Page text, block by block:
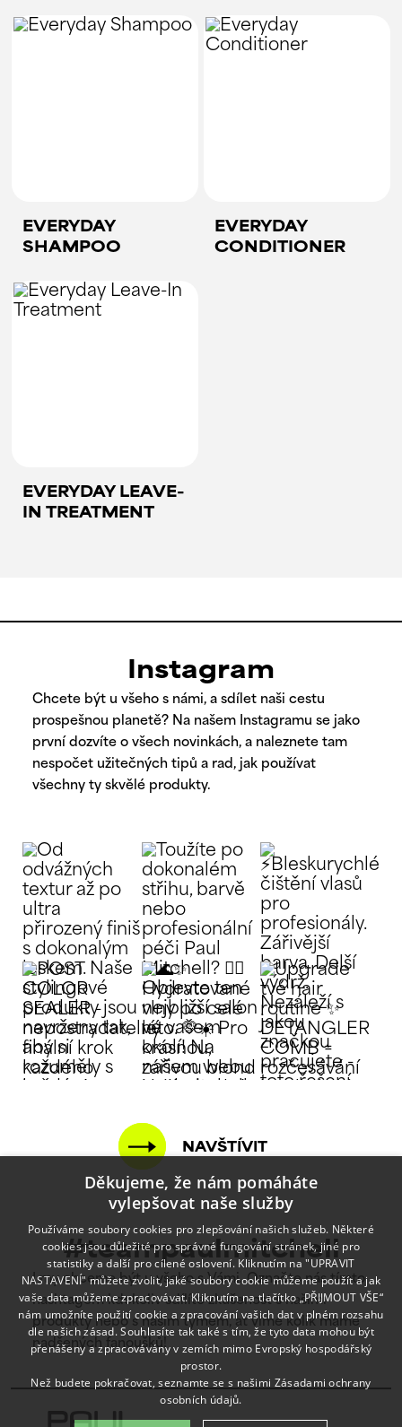
EVERYDAY
SHAMPOO
EVERYDAY
CONDITIONER
EVERYDAY LEAVE-
IN TREATMENT
Instagram
Chcete být u všeho s námi, a sdílet naši cestu
prospešnou planetě? Na našem Instagramu se jako
první dozvíte o všech novinkách, a naleznete tam
nespočet užitečných tipů a rad, jak používat
všechny ty skvělé produkty.
NAVŠTÍVIT
#teampaulmitchell
I my chceme být u všeho s Vámi. Označte nás tímto
hashtagem kdekoliv sdílíte zkušenost s našimi
produkty nebo s naším týmem, ať víme kolik máme
nadšených fanoušků!
Děkujeme, že nám pomáháte
vylepšovat naše služby
Používáme soubory cookies pro zlepšování našich služeb. Některé
cookies jsou důležité pro správné fungování stránek, jiné pro
statistiky a další pro cílené oslovení. Kliknutím na "UPRAVIT
NASTAVENÍ" můžete zvolit, jaké soubory cookie můžeme použít a jak
vaše data můžeme zpracovávat. Kliknutím na tlačítko „PŘIJMOUT VŠE“
nám umožníte použití cookie a zpracování vašich dat v plném rozsahu
dle našich zásad. Souhlasíte tak také s tím, že tyto data mohou být
přenášeny a zpracovávány v zemích mimo Evropský hospodářský
prostor.
Než budete pokračovat, seznamte se s našimi Zásadami ochrany
osobních údajů.